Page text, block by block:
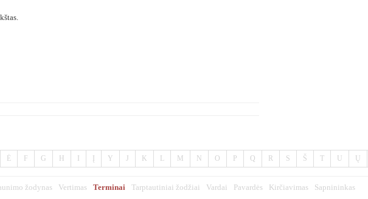
Ė F G H Y J K L M N O P Q R S Š T U Ų
žodynas Vertimas Terminai Tarptautiniai žodžiai Vardai Pavardės Kirčiavimas
Sapnininkas